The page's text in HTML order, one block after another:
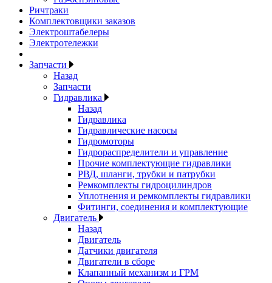
Ричтраки
Комплектовщики заказов
Электроштабелеры
Электротележки
Запчасти
Назад
Запчасти
Гидравлика
Назад
Гидравлика
Гидравлические насосы
Гидромоторы
Гидрораспределители и управление
Прочие комплектующие гидравлики
РВД, шланги, трубки и патрубки
Ремкомплекты гидроцилиндров
Уплотнения и ремкомплекты гидравлики
Фитинги, соединения и комплектующие
Двигатель
Назад
Двигатель
Датчики двигателя
Двигатели в сборе
Клапанный механизм и ГРМ